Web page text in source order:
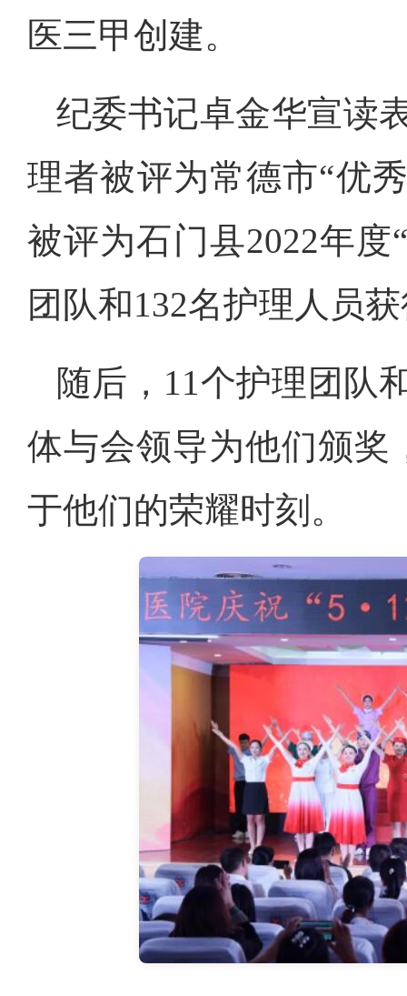
医三甲创建。
纪委书记卓金华宣读
理者被评为常德市“优
被评为石门县2022年
团队和132名护理人员
随后，11个护理团队
体与会领导为他们颁奖
于他们的荣耀时刻。